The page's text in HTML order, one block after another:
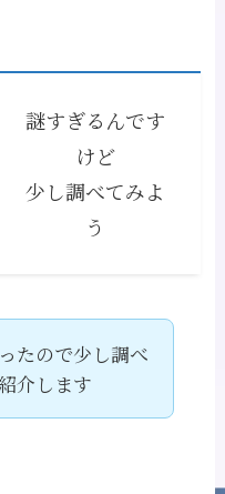
謎すぎるんです
けど
少し調べてみよ
う
たので少し調べ
介します